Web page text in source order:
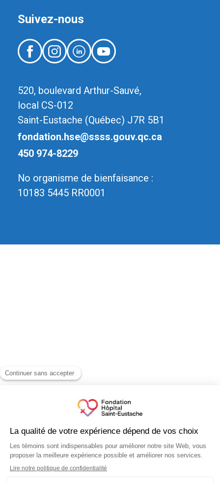
520, boulevard Arthur-Sauvé,
local CS-012
Saint-Eustache (Québec) J7R 5B1
fondation.hse@ssss.gouv.qc.ca
450 974-8229
No organisme de bienfaisance :
10183 5445 RR0001
Suivez-nous